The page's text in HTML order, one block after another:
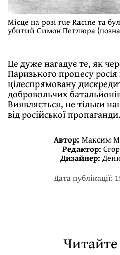
Місце на розі rue Racine та
убитий Симон Петлюра
Це дуже нагадує те, як
Паризького процесу
цілеспрямовану
добровольчих
Виявляється, не тільки
від російської пропаганди.
Автор: Максим
Редактор:
Дизайнер:
Дата публікації: